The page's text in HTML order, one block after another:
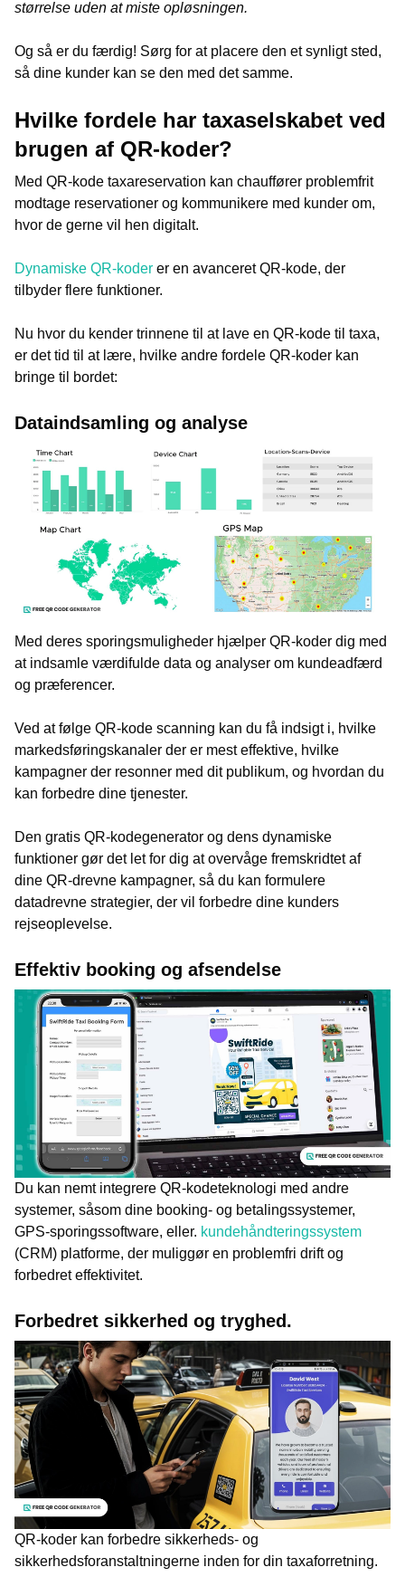
størrelse uden at miste opløsningen.
Og så er du færdig! Sørg for at placere den et synligt sted,
så dine kunder kan se den med det samme.
Hvilke fordele har taxaselskabet ved
brugen af QR-koder?
Med QR-kode taxareservation kan chauffører problemfrit
modtage reservationer og kommunikere med kunder om,
hvor de gerne vil hen digitalt.
Dynamiske QR-koder er en avanceret QR-kode, der
tilbyder flere funktioner.
Nu hvor du kender trinnene til at lave en QR-kode til taxa,
er det tid til at lære, hvilke andre fordele QR-koder kan
bringe til bordet:
Dataindsamling og analyse
Med deres sporingsmuligheder hjælper QR-koder dig med
at indsamle værdifulde data og analyser om kundeadfærd
og præferencer.
Ved at følge QR-kode scanning kan du få indsigt i, hvilke
markedsføringskanaler der er mest effektive, hvilke
kampagner der resonner med dit publikum, og hvordan du
kan forbedre dine tjenester.
Den gratis QR-kodegenerator og dens dynamiske
funktioner gør det let for dig at overvåge fremskridtet af
dine QR-drevne kampagner, så du kan formulere
datadrevne strategier, der vil forbedre dine kunders
rejseoplevelse.
Effektiv booking og afsendelse
Du kan nemt integrere QR-kodeteknologi med andre
systemer, såsom dine booking- og betalingssystemer,
GPS-sporingssoftware, eller. kundehåndteringssystem
(CRM) platforme, der muliggør en problemfri drift og
forbedret effektivitet.
Forbedret sikkerhed og tryghed.
QR-koder kan forbedre sikkerheds- og
sikkerhedsforanstaltningerne inden for din taxaforretning.